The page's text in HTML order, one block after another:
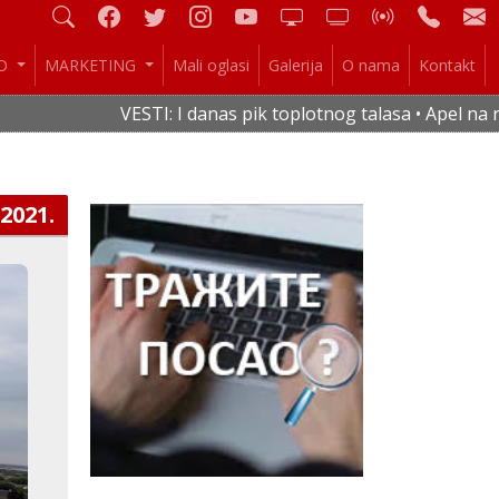
MARKETING Mali oglasi Galerija O nama Kontakt
VESTI: I danas pik toplotnog talasa • Apel na